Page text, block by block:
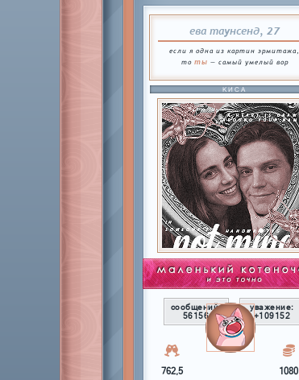
ева таунсенд, 27
если я одна из картин эрмитажа,
то ты — самый умелый вор
КИСА
сообщений:
56156
уважение:
+109152
762,5 1080